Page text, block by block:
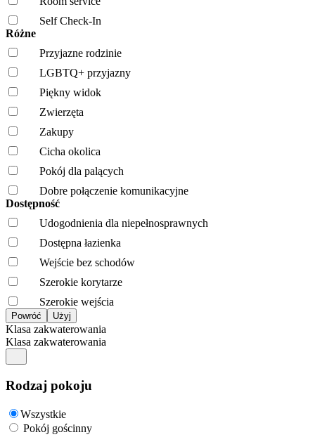
Self Check-In
Różne
Przyjazne rodzinie
LGBTQ+ przyjazny
Piękny widok
Zwierzęta
Zakupy
Cicha okolica
Pokój dla palących
Dobre połączenie komunikacyjne
Dostępność
Udogodnienia dla niepełnosprawnych
Dostępna łazienka
Wejście bez schodów
Szerokie korytarze
Szerokie wejścia
Klasa zakwaterowania
Klasa zakwaterowania
Rodzaj pokoju
Wszystkie
Pokój gościnny